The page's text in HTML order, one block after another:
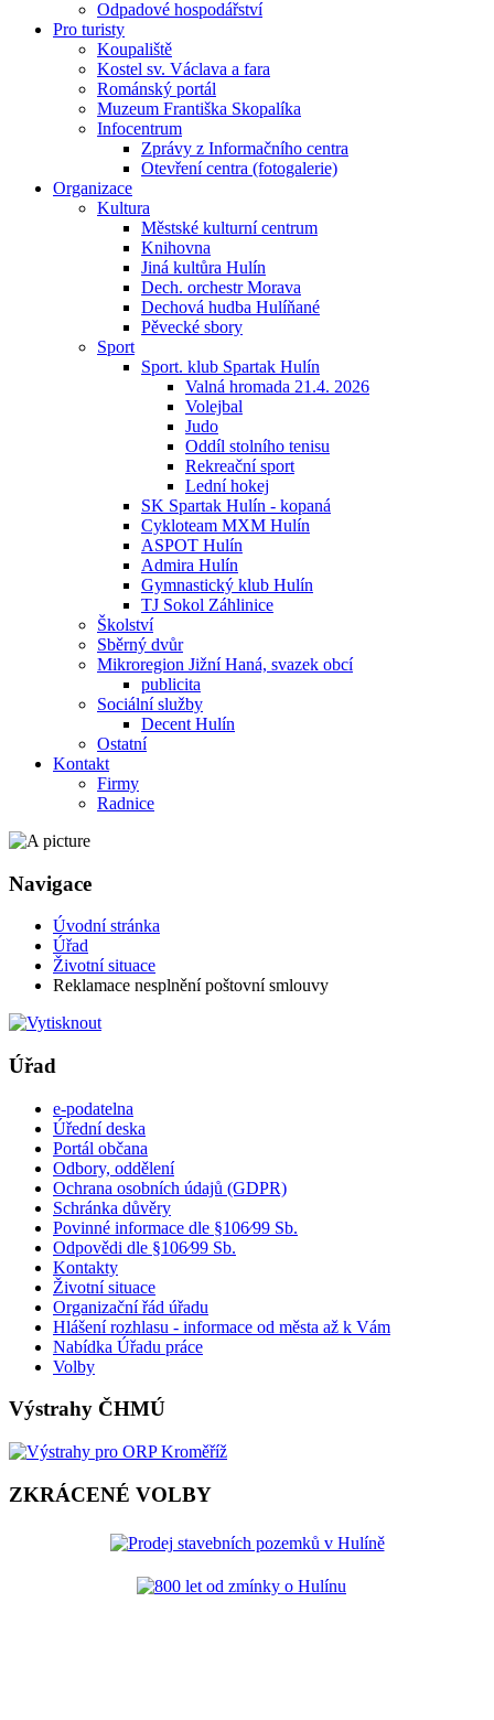
Odpadové hospodářství
Pro turisty
Koupaliště
Kostel sv. Václava a fara
Románský portál
Muzeum Františka Skopalíka
Infocentrum
Zprávy z Informačního centra
Otevření centra (fotogalerie)
Organizace
Kultura
Městské kulturní centrum
Knihovna
Jiná kultůra Hulín
Dech. orchestr Morava
Dechová hudba Hulíňané
Pěvecké sbory
Sport
Sport. klub Spartak Hulín
Valná hromada 21.4. 2026
Volejbal
Judo
Oddíl stolního tenisu
Rekreační sport
Lední hokej
SK Spartak Hulín - kopaná
Cykloteam MXM Hulín
ASPOT Hulín
Admira Hulín
Gymnastický klub Hulín
TJ Sokol Záhlinice
Školství
Sběrný dvůr
Mikroregion Jižní Haná, svazek obcí
publicita
Sociální služby
Decent Hulín
Ostatní
Kontakt
Firmy
Radnice
Navigace
Úvodní stránka
Úřad
Životní situace
Reklamace nesplnění poštovní smlouvy
Úřad
e-podatelna
Úřední deska
Portál občana
Odbory, oddělení
Ochrana osobních údajů (GDPR)
Schránka důvěry
Povinné informace dle §106⁄99 Sb.
Odpovědi dle §106⁄99 Sb.
Kontakty
Životní situace
Organizační řád úřadu
Hlášení rozhlasu - informace od města až k Vám
Nabídka Úřadu práce
Volby
Výstrahy ČHMÚ
ZKRÁCENÉ VOLBY